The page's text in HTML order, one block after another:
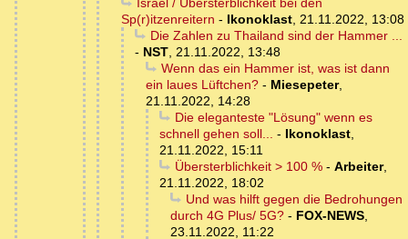
Israel / Übersterblichkeit bei den
Sp(r)itzenreitern - Ikonoklast, 21.11.2022, 13:08
Die Zahlen zu Thailand sind der Hammer ...
- NST, 21.11.2022, 13:48
Wenn das ein Hammer ist, was ist dann
ein laues Lüftchen? - Miesepeter,
21.11.2022, 14:28
Die eleganteste "Lösung" wenn es
schnell gehen soll... - Ikonoklast,
21.11.2022, 15:11
Übersterblichkeit > 100 %- Arbeiter,
21.11.2022, 18:02
Und was hilft gegen die Bedrohungen
durch 4G Plus/ 5G? - FOX-NEWS,
23.11.2022, 11:22